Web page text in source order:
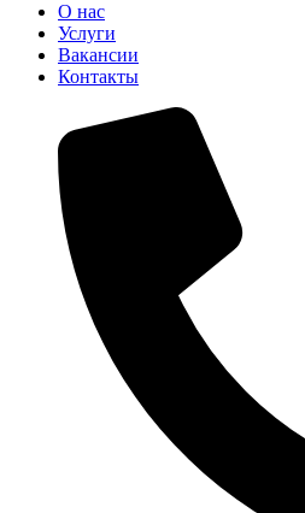
О нас
Услуги
Вакансии
Контакты